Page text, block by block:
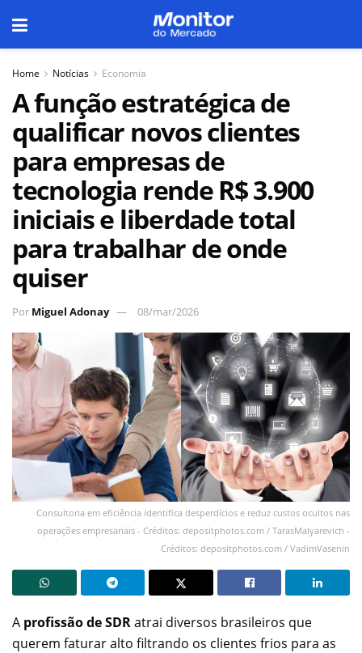
Home Notícias Economia
A função estratégica de
qualificar novos clientes
para empresas de
tecnologia rende R$ 3.900
iniciais e liberdade total
para trabalhar de onde
quiser
Por Miguel Adonay 08/mar/2026
Consultoria em eficiência identifica desperdícios e reduz custos ocultos nas
operações empresariais - Créditos: depositphotos.com / TarasMalyarevich -
Créditos: depositphotos.com / VadimVasenin
A profissão de SDRatrai diversos brasileiros que
querem faturar alto filtrando os clientes frios para as